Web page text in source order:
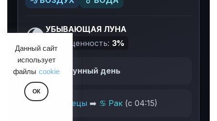
Данный сайт
использует
файлы cookie
ОК
🌘УБЫВАЮЩАЯ ЛУНА
Освещенность: 3%
🌙28, 29 лунный день
✨♊ Близнецы ➡️ ♋ Рак(с 04:15)